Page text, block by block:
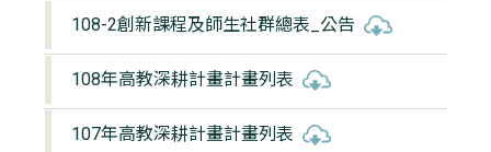
108-2創新課程及師生社群總表_公告
108年高教深耕計畫計畫列表
107年高教深耕計畫計畫列表